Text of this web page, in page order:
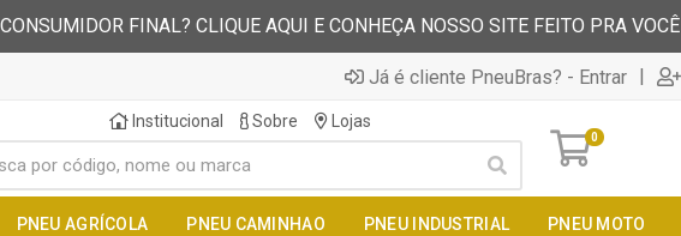
FINAL? CLIQUE AQUI E CONHEÇA NOSSO SITE FEITO PRA VOCÊ
Já é cliente PneuBras? - Entrar |
Institucional Sobre Lojas
0
PNEU AGRÍCOLA PNEU CAMINHAO PNEU INDUSTRIAL PNEU MOTO